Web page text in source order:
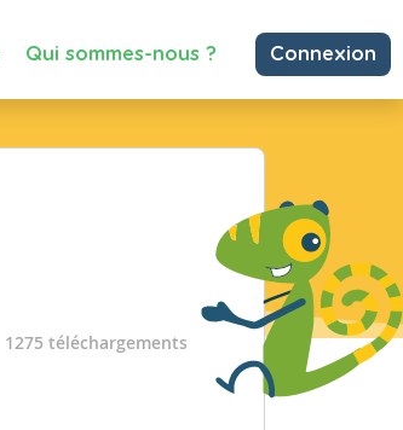
Qui sommes-nous ? Connexion
1275 téléchargements